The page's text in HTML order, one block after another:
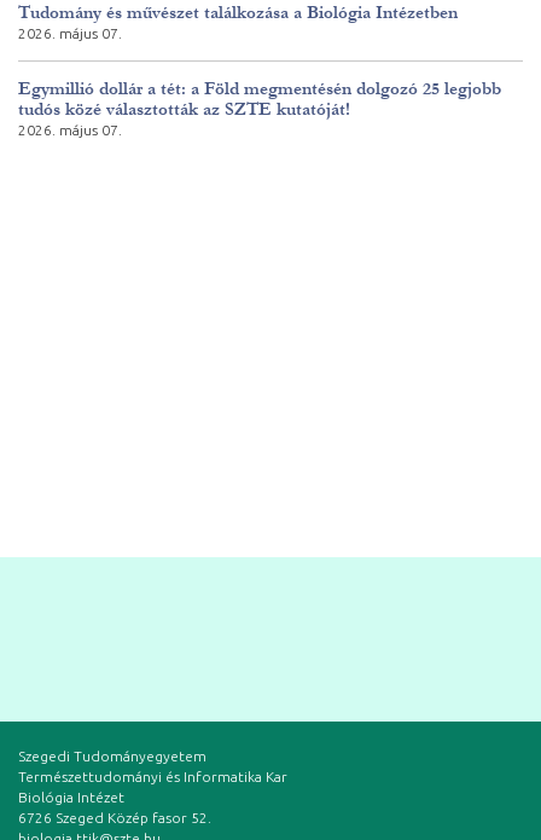
Tudomány és művészet találkozása a Biológia Intézetben
2026. május 07.
Egymillió dollár a tét: a Föld megmentésén dolgozó 25 legjobb
tudós közé választották az SZTE kutatóját!
2026. május 07.
Szegedi Tudományegyetem
Természettudományi és Informatika Kar
Biológia Intézet
6726 Szeged Közép fasor 52.